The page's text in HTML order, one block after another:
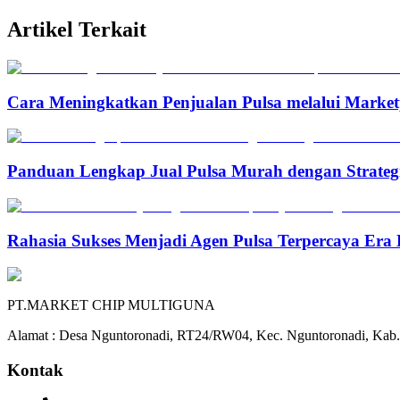
Artikel Terkait
Cara Meningkatkan Penjualan Pulsa melalui
Panduan Lengkap Jual Pulsa Murah dengan
Rahasia Sukses Menjadi Agen Pulsa Terpercaya
PT.MARKET CHIP MULTIGUNA
Alamat : Desa Nguntoronadi, RT24/RW04, Kec. Nguntoronadi,
Kontak